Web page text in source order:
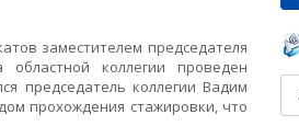
заместителем председателя
коллегии проведен
председатель коллегии Вадим
прохождения стажировки, что